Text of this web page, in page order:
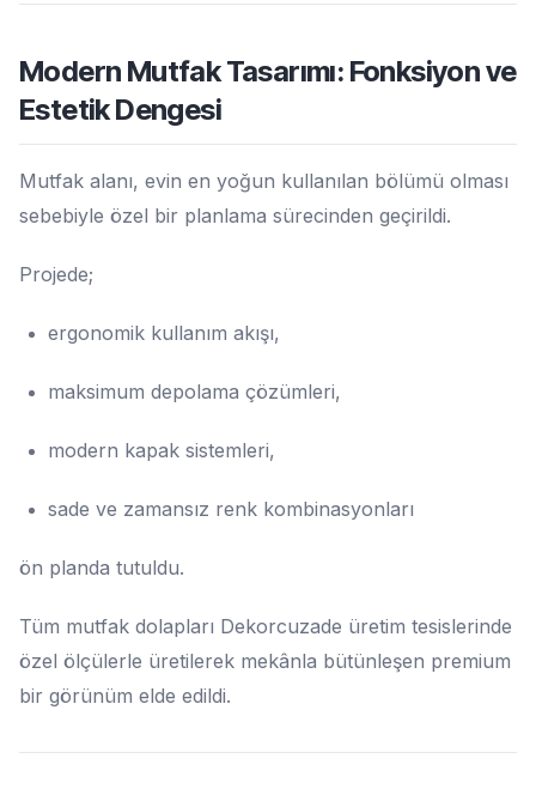
Modern Mutfak Tasarımı: Fonksiyon ve
Estetik Dengesi
Mutfak alanı, evin en yoğun kullanılan bölümü olması
sebebiyle özel bir planlama sürecinden geçirildi.
Projede;
ergonomik kullanım akışı,
maksimum depolama çözümleri,
modern kapak sistemleri,
sade ve zamansız renk kombinasyonları
ön planda tutuldu.
Tüm mutfak dolapları Dekorcuzade üretim tesislerinde
özel ölçülerle üretilerek mekânla bütünleşen premium
bir görünüm elde edildi.